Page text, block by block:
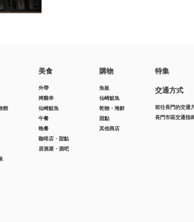
館
美食
外帶
烤雞串
仙崎魷魚
午餐
晚餐
咖啡店・甜點
居酒屋・酒吧
購物
魚板
仙崎魷魚
乾物・海鮮
甜點
其他商店
特集
交通方式
前往長門的交通
長門市區交通指